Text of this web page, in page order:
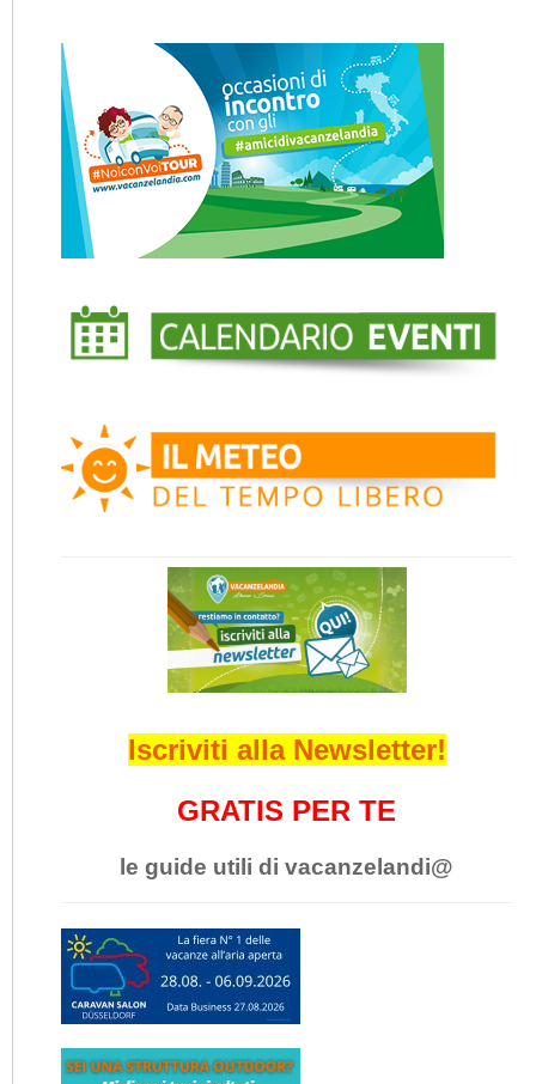
Iscriviti alla Newsletter!
GRATIS PER TE
le guide utili di vacanzelandi@